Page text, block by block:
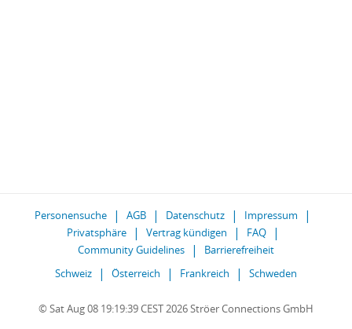
Personensuche AGB Datenschutz
Impressum
Privatsphäre
Vertrag kündigen
FAQ
Community Guidelines
Barrierefreiheit
Schweiz
Österreich Frankreich Schweden
© Sat Aug 08 19:19:39 CEST 2026 Ströer Connections GmbH